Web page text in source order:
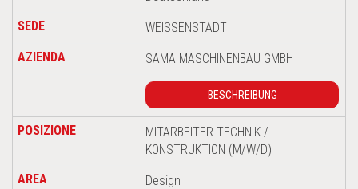
WEISSENSTADT
SAMA MASCHINENBAU GMBH
BESCHREIBUNG
MITARBEITER TECHNIK /
KONSTRUKTION (M/W/D)
Design